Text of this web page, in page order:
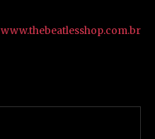
www.thebeatlesshop.com.br